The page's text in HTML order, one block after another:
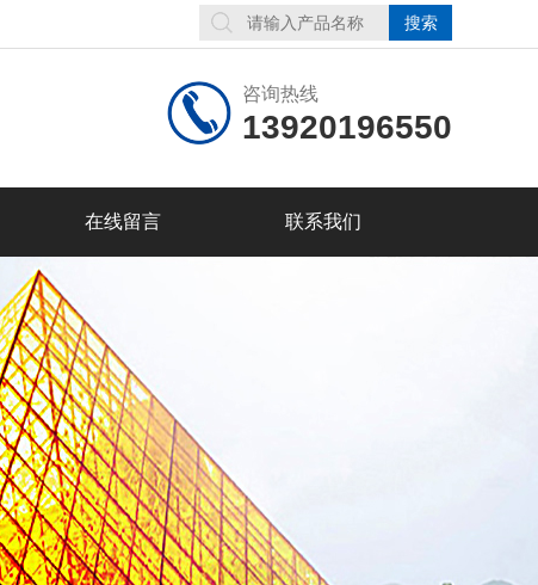
咨询热线
13920196550
在线留言 联系我们